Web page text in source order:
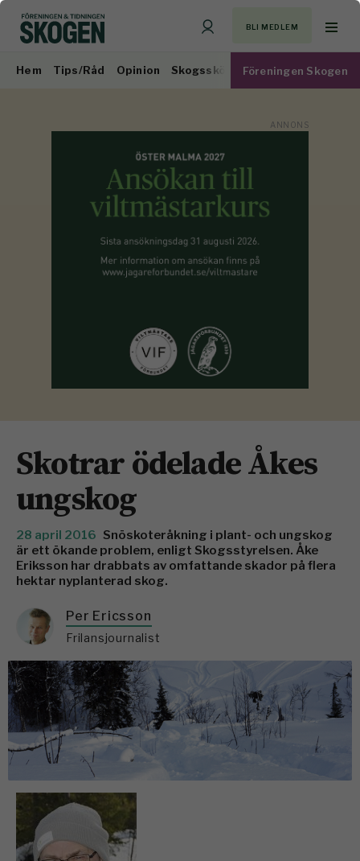
BLI MEDLEM
Hem Tips/Råd Opinion Skogsskötsel Virkesmarknad
Föreningen Skogen
Skotrar ödelade Åkes
ungskog
28 april 2016 Snöskoteråkning i plant- och ungskog
är ett ökande problem, enligt Skogsstyrelsen. Åke
Eriksson har drabbats av omfattande skador på flera
hektar nyplanterad skog.
Per Ericsson
Frilansjournalist